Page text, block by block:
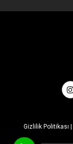
Gizlilik Politikası |